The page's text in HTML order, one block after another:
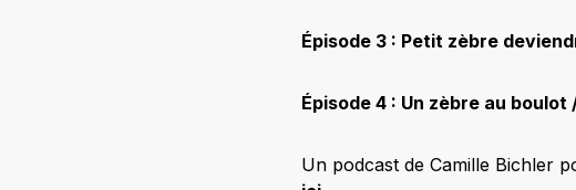
Épisode 3 : Petit zèbre
Épisode 4 : Un zèbre au boulot
Un podcast de Camille Bichler